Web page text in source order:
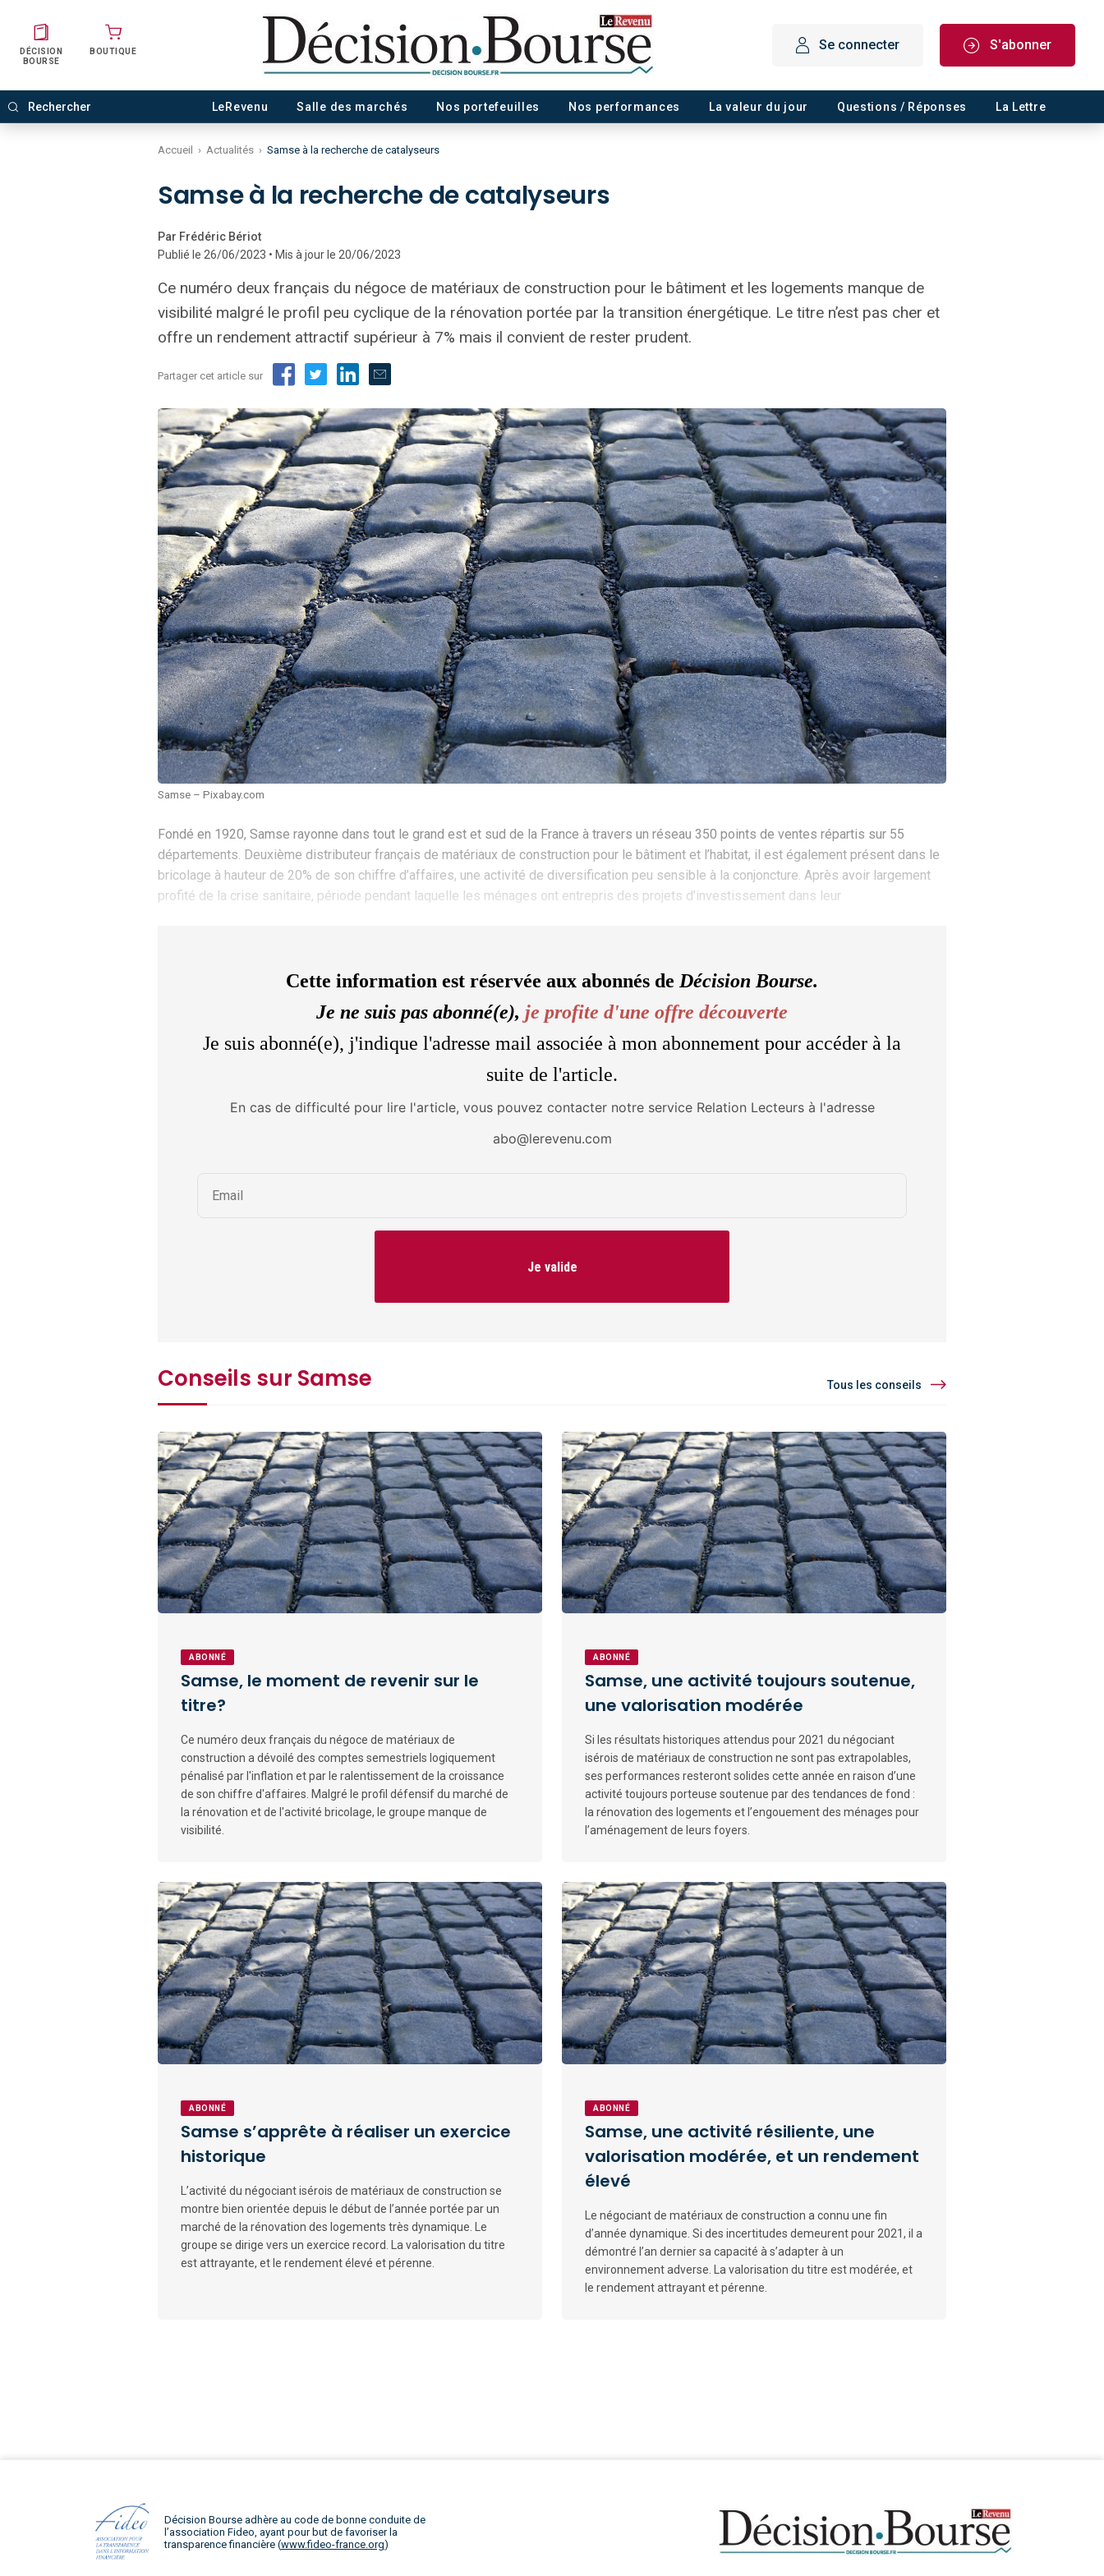
Se connecter S'abonner
DÉCISION
BOURSE
BOUTIQUE
LeRevenu Salle des marchés Nos portefeuilles Nos performances La valeur du jour Questions / Réponses La Lettre
Accueil › Actualités › Samse à la recherche de catalyseurs
Samse à la recherche de catalyseurs
Par Frédéric Bériot
Publié le 26/06/2023 • Mis à jour le 20/06/2023
Ce numéro deux français du négoce de matériaux de construction pour le bâtiment et les logements manque de
visibilité malgré le profil peu cyclique de la rénovation portée par la transition énergétique. Le titre n’est pas cher et
offre un rendement attractif supérieur à 7% mais il convient de rester prudent.
Partager cet article sur
Samse – Pixabay.com
Fondé en 1920, Samse rayonne dans tout le grand est et sud de la France à travers un réseau 350 points de ventes répartis sur 55
départements. Deuxième distributeur français de matériaux de construction pour le bâtiment et l’habitat, il est également présent dans le
bricolage à hauteur de 20% de son chiffre d’affaires, une activité de diversification peu sensible à la conjoncture. Après avoir largement
profité de la crise sanitaire, période pendant laquelle les ménages ont entrepris des projets d’investissement dans leur
Cette information est réservée aux abonnés de Décision Bourse.
Je ne suis pas abonné(e), je profite d'une offre découverte
Je suis abonné(e), j'indique l'adresse mail associée à mon abonnement pour accéder à la
suite de l'article.
En cas de difficulté pour lire l'article, vous pouvez contacter notre service Relation Lecteurs à l'adresse
abo@lerevenu.com
Je valide
Conseils sur Samse Tous les conseils
ABONNÉ
Samse, le moment de revenir sur le
titre?
Ce numéro deux français du négoce de matériaux de
construction a dévoilé des comptes semestriels logiquement
pénalisé par l'inflation et par le ralentissement de la croissance
de son chiffre d'affaires. Malgré le profil défensif du marché de
la rénovation et de l'activité bricolage, le groupe manque de
visibilité.
ABONNÉ
Samse, une activité toujours soutenue,
une valorisation modérée
Si les résultats historiques attendus pour 2021 du négociant
isérois de matériaux de construction ne sont pas extrapolables,
ses performances resteront solides cette année en raison d’une
activité toujours porteuse soutenue par des tendances de fond :
la rénovation des logements et l’engouement des ménages pour
l’aménagement de leurs foyers.
ABONNÉ
Samse s’apprête à réaliser un exercice
historique
L’activité du négociant isérois de matériaux de construction se
montre bien orientée depuis le début de l’année portée par un
marché de la rénovation des logements très dynamique. Le
groupe se dirige vers un exercice record. La valorisation du titre
est attrayante, et le rendement élevé et pérenne.
ABONNÉ
Samse, une activité résiliente, une
valorisation modérée, et un rendement
élevé
Le négociant de matériaux de construction a connu une fin
d’année dynamique. Si des incertitudes demeurent pour 2021, il a
démontré l’an dernier sa capacité à s’adapter à un
environnement adverse. La valorisation du titre est modérée, et
le rendement attrayant et pérenne.
Décision Bourse adhère au code de bonne conduite de
l’association Fideo, ayant pour but de favoriser la
transparence financière (www.fideo-france.org)